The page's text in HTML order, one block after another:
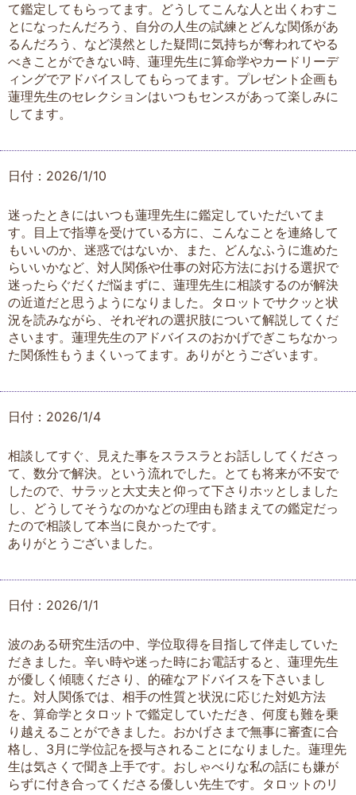
て鑑定してもらってます。どうしてこんな人と出くわすこ
とになったんだろう、自分の人生の試練とどんな関係があ
るんだろう、など漠然とした疑問に気持ちが奪われてやる
べきことができない時、蓮理先生に算命学やカードリーデ
ィングでアドバイスしてもらってます。プレゼント企画も
蓮理先生のセレクションはいつもセンスがあって楽しみに
してます。
日付：2026/1/10
迷ったときにはいつも蓮理先生に鑑定していただいてま
す。目上で指導を受けている方に、こんなことを連絡して
もいいのか、迷惑ではないか、また、どんなふうに進めた
らいいかなど、対人関係や仕事の対応方法における選択で
迷ったらぐだくだ悩まずに、蓮理先生に相談するのが解決
の近道だと思うようになりました。タロットでサクッと状
況を読みながら、それぞれの選択肢について解説してくだ
さいます。蓮理先生のアドバイスのおかげでぎこちなかっ
た関係性もうまくいってます。ありがとうございます。
日付：2026/1/4
相談してすぐ、見えた事をスラスラとお話ししてくださっ
て、数分で解決。という流れでした。とても将来が不安で
したので、サラッと大丈夫と仰って下さりホッとしました
し、どうしてそうなのかなどの理由も踏まえての鑑定だっ
たので相談して本当に良かったです。
ありがとうございました。
日付：2026/1/1
波のある研究生活の中、学位取得を目指して伴走していた
だきました。辛い時や迷った時にお電話すると、蓮理先生
が優しく傾聴くださり、的確なアドバイスを下さいまし
た。対人関係では、相手の性質と状況に応じた対処方法
を、算命学とタロットで鑑定していただき、何度も難を乗
り越えることができました。おかげさまで無事に審査に合
格し、3月に学位記を授与されることになりました。蓮理先
生は気さくで聞き上手です。おしゃべりな私の話にも嫌が
らずに付き合ってくださる優しい先生です。タロットのリ